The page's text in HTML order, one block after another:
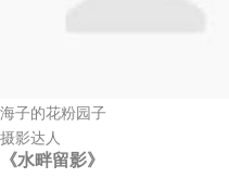
海子的花粉园子
摄影达人
《水畔留影》